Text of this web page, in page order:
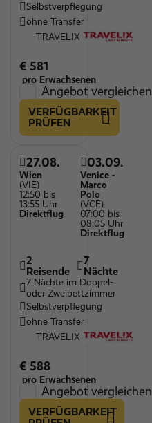
Selbstverpflegung
ohne Transfer
TRAVELIX
€ 581
pro Erwachsenen
Angebot vergleichen
VERFÜGBARKEIT
PRÜFEN
27.08.
Wien
(VIE)
12:50 bis
13:55 Uhr
Direktflug
03.09.
Venice -
Marco
Polo
(VCE)
07:00 bis
08:05 Uhr
Direktflug
2
Reisende
7
Nächte
7 Nächte im Doppel-
oder Zweibettzimmer
Selbstverpflegung
ohne Transfer
TRAVELIX
€ 588
pro Erwachsenen
Angebot vergleichen
VERFÜGBARKEIT